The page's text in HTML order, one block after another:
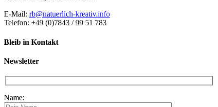
E-Mail: rb@natuerlich-kreativ.info
Telefon: +49 (0)7843 / 99 51 783
Bleib in Kontakt
Newsletter
Name: